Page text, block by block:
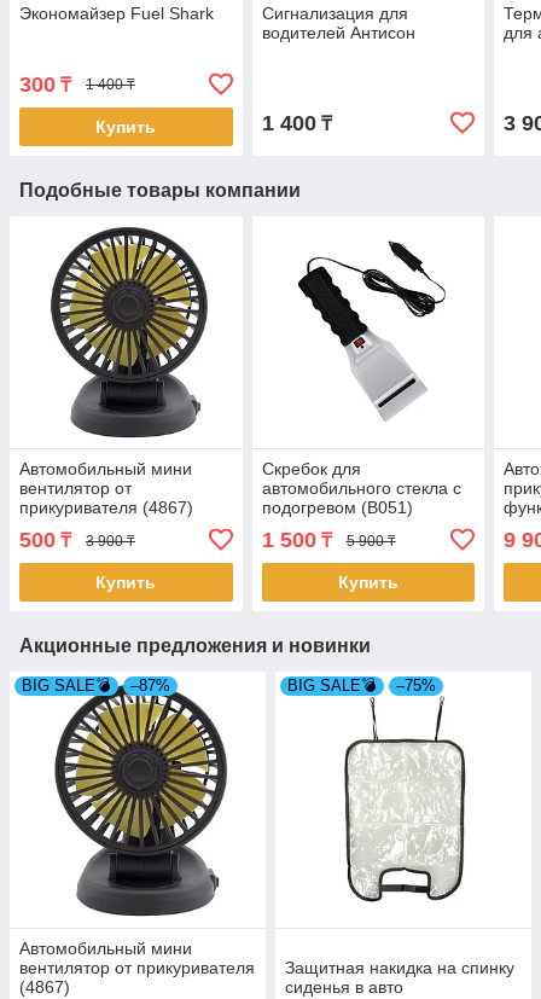
Экономайзер Fuel Shark
300 ₸ 1 400 ₸
Купить
Сигнализация для
водителей Антисон
1 400₸
для
3
Подобные товары компании
Автомобильный мини
вентилятор от
прикуривателя (4867)
500 ₸ 3 900 ₸
Купить
Скребок для
автомобильного стекла с
подогревом (B051)
1 500₸ 5 900 ₸
Купить
9
Акционные предложения и новинки
BIG SALE💣 –87%
Автомобильный мини
вентилятор от прикуривателя
(4867)
BIG SALE💣 –75%
Защитная накидка на спинку
сиденья в авто